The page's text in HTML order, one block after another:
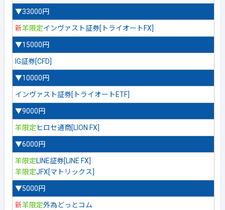
▼33000円
新羊限定インヴァスト証券[トライオートFX]
▼15000円
IG証券[CFD]
▼10000円
インヴァスト証券[トライオートETF]
▼9000円
羊限定 ヒロセ通商[LION FX]
▼6000円
羊限定LINE証券[LINE FX]
羊限定JFX[マトリックス]
▼5000円
新羊限定外為どっとコム